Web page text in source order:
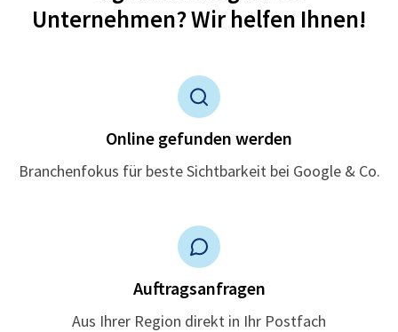
Unternehmen? Wir helfen Ihnen!
Online gefunden werden
Branchenfokus für beste Sichtbarkeit bei Google & Co.
Auftragsanfragen
Aus Ihrer Region direkt in Ihr Postfach